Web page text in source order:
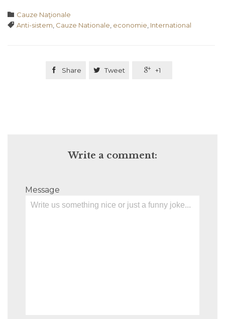
 Category
Cauze Naţionale
 Tags
Anti-sistem Cauze Nationale economie International
 Share  Tweet  +1
Write a comment:
Message